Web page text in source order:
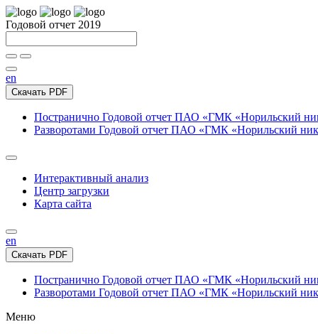
Годовой отчет 2019
en
Скачать PDF
Постранично Годовой отчет ПАО «ГМК «Норильский
Разворотами Годовой отчет ПАО «ГМК «Норильский
Интерактивный анализ
Центр загрузки
Карта сайта
en
Скачать PDF
Постранично Годовой отчет ПАО «ГМК «Норильский
Разворотами Годовой отчет ПАО «ГМК «Норильский
Меню